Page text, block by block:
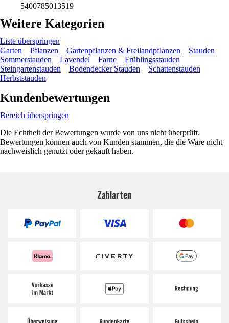
5400785013519
Weitere Kategorien
Liste überspringen
Garten
Pflanzen Gartenpflanzen & Freilandpflanzen
Stauden
Sommerstauden
Lavendel Farne
Frühlingsstauden
Steingartenstauden
Bodendecker Stauden
Schattenstauden
Herbststauden
Kundenbewertungen
Bereich überspringen
Die Echtheit der Bewertungen wurde von uns nicht überprüft.
Bewertungen können auch von Kunden stammen, die die Ware nicht
nachweislich genutzt oder gekauft haben.
Zahlarten